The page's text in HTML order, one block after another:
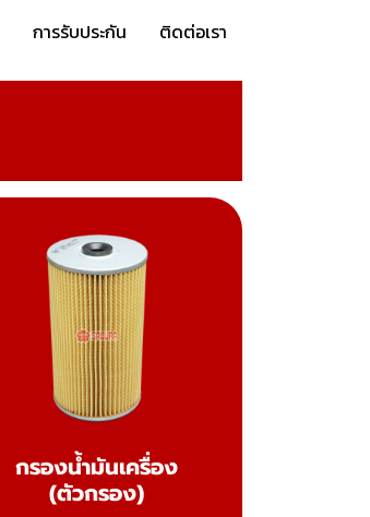
การรับประกัน ติดต่อเรา
กรองน้ำมันเครื่อง
(ตัวกรอง)